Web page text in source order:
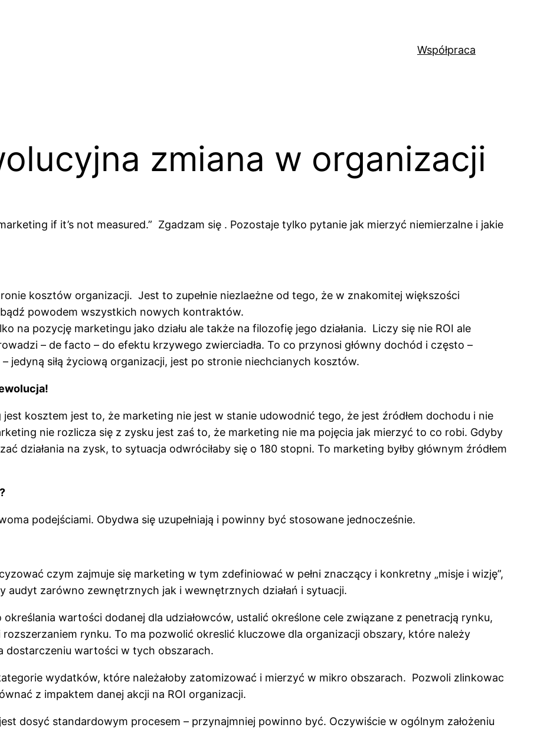
Współpraca
zmiana w organizacji
if it’s not measured.” Zgadzam się . Pozostaje tylko pytanie jak mierzyć niemierzalne i jakie
kosztów organizacji. Jest to zupełnie niezlaeżne od tego, że w znakomitej większości
powodem wszystkich nowych kontraktów.
na pozycję marketingu jako działu ale także na filozofię jego działania. Liczy się nie ROI ale
– de facto – do efektu krzywego zwierciadła. To co przynosi główny dochód i często –
jedyną siłą życiową organizacji, jest po stronie niechcianych kosztów.
kosztem jest to, że marketing nie jest w stanie udowodnić tego, że jest źródłem dochodu i nie
nie rozlicza się z zysku jest zaś to, że marketing nie ma pojęcia jak mierzyć to co robi. Gdyby
działania na zysk, to sytuacja odwróciłaby się o 180 stopni. To marketing byłby głównym źródłem
podejściami. Obydwa się uzupełniają i powinny być stosowane jednocześnie.
czym zajmuje się marketing w tym zdefiniować w pełni znaczący i konkretny „misje i wizję”,
audyt zarówno zewnętrznych jak i wewnętrznych działań i sytuacji.
wartości dodanej dla udziałowców, ustalić określone cele związane z penetracją rynku,
rynku. To ma pozwolić okreslić kluczowe dla organizacji obszary, które należy
dostarczeniu wartości w tych obszarach.
wydatków, które należałoby zatomizować i mierzyć w mikro obszarach. Pozwoli zlinkowac
z impaktem danej akcji na ROI organizacji.
dosyć standardowym procesem – przynajmniej powinno być. Oczywiście w ogólnym założeniu